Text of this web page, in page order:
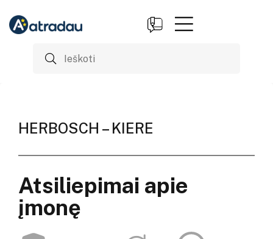
HERBOSCH – KIERE
Atsiliepimai apie
įmonę